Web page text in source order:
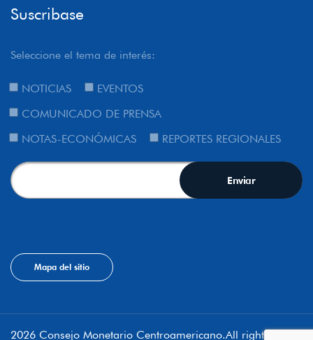
Suscribase
Seleccione el tema de interés:
NOTICIAS
EVENTOS
COMUNICADO DE PRENSA
NOTAS-ECONÓMICAS
REPORTES REGIONALES
Mapa del sitio
2026 Consejo Monetario Centroamericano.All rights